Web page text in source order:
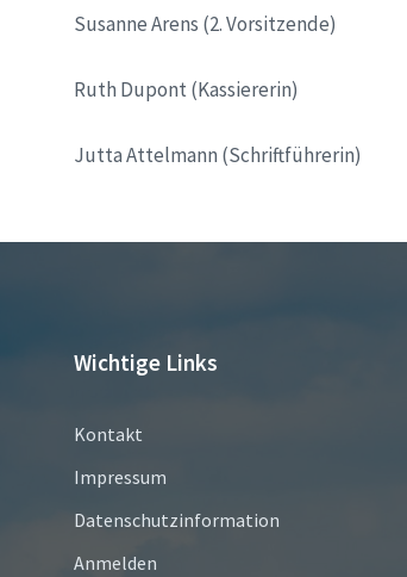
Susanne Arens (2. Vorsitzende)
Ruth Dupont (Kassiererin)
Jutta Attelmann (Schriftführerin)
Wichtige Links
Kontakt
Impressum
Datenschutzinformation
Anmelden